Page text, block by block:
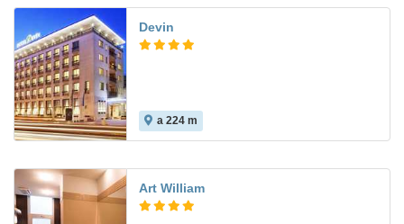
Devin
a 224 m
Art William